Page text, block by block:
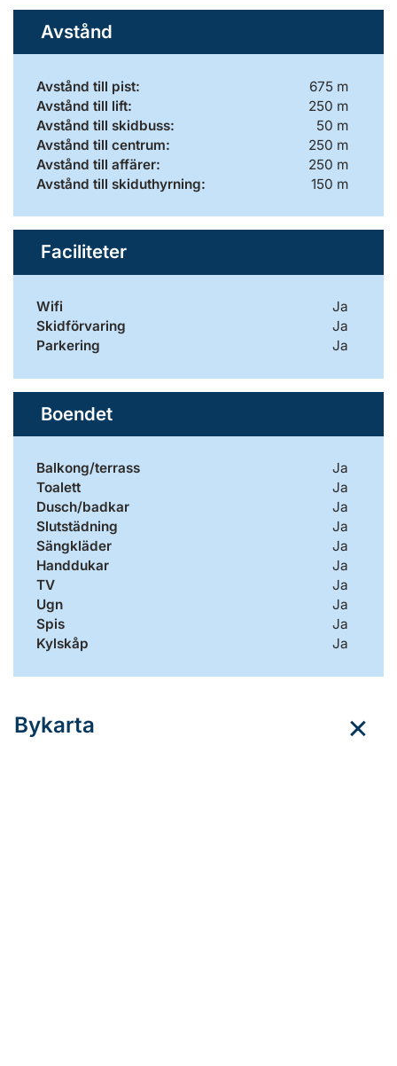
Avstånd
Avstånd till pist:
675 m
Avstånd till lift:
250 m
Avstånd till skidbuss:
50 m
Avstånd till centrum:
250 m
Avstånd till affärer:
250 m
Avstånd till skiduthyrning:
150 m
Faciliteter
Wifi
Ja
Skidförvaring
Ja
Parkering
Ja
Boendet
Balkong/terrass
Ja
Toalett
Ja
Dusch/badkar
Ja
Slutstädning
Ja
Sängkläder
Ja
Handdukar
Ja
TV
Ja
Ugn
Ja
Spis
Ja
Kylskåp
Ja
Bykarta